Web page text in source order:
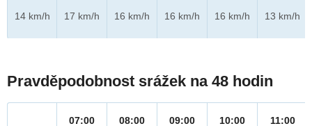
14 km/h
17 km/h
16 km/h
16 km/h
16 km/h
13 km/h
Pravděpodobnost srážek na 48 hodin
07:00
08:00
09:00
10:00
11:00